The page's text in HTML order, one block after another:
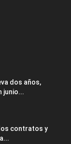
dos años,
junio...
los contratos y